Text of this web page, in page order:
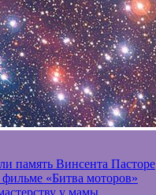
память Винсента Пасторе
«Битва моторов»
у мамы